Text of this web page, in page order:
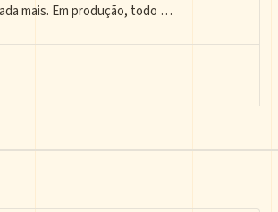
mais. Em produção, todo …